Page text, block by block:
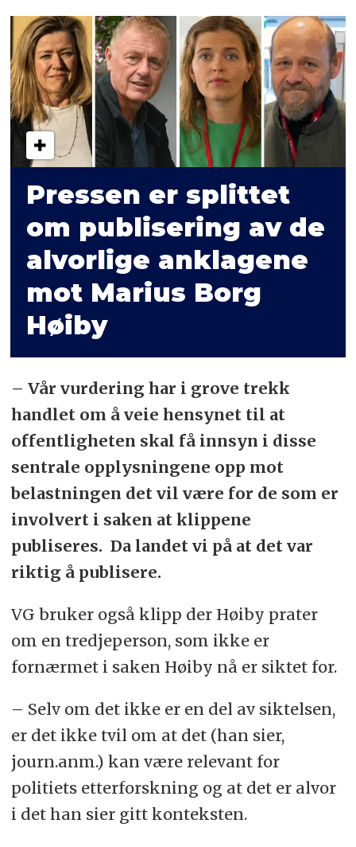
Pressen er splittet
om publisering av de
alvorlige anklagene
mot Marius Borg
Høiby
– Vår vurdering har i grove trekk
handlet om å veie hensynet til at
offentligheten skal få innsyn i disse
sentrale opplysningene opp mot
belastningen det vil være for de som er
involvert i saken at klippene
publiseres. Da landet vi på at det var
riktig å publisere.
VG bruker også klipp der Høiby prater
om en tredjeperson, som ikke er
fornærmet i saken Høiby nå er siktet for.
– Selv om det ikke er en del av siktelsen,
er det ikke tvil om at det (han sier,
journ.anm.) kan være relevant for
politiets etterforskning og at det er alvor
i det han sier gitt konteksten.